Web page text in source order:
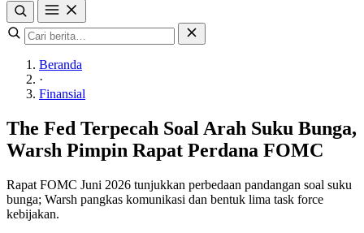
Beranda
·
Finansial
The Fed Terpecah Soal Arah Suku Bunga,
Warsh Pimpin Rapat Perdana FOMC
Rapat FOMC Juni 2026 tunjukkan perbedaan pandangan soal suku
bunga; Warsh pangkas komunikasi dan bentuk lima task force
kebijakan.